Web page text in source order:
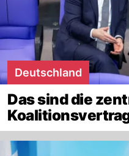
Deutschland
Das sind die